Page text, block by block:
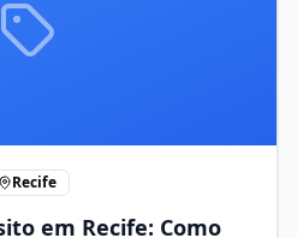
Recife
em Recife: Como